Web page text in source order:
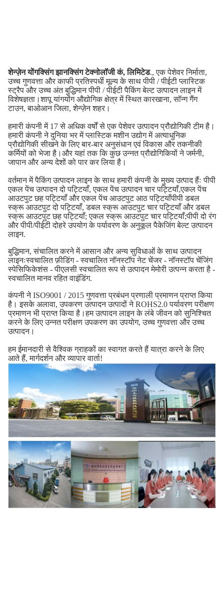
शेन्ज़ेन योंगक्सिंग झानक्सिंग टेक्नोलॉजी कं, लिमिटेड., एक पेशेवर निर्माता,
उच्च गुणवत्ता और काफी प्रतिस्पर्धी मूल्य के साथ पीपी / पीईटी प्लास्टिक
स्ट्रैप और उच्च अंत बुद्धिमान पीपी / पीईटी पैकिंग बेल्ट उत्पादन लाइन में
विशेषज्ञता।शापू यांगयोंग औद्योगिक क्षेत्र में स्थित कारखाना, सॉन्ग गैंग
टाउन, बाओआन जिला, शेन्ज़ेन शहर।
हमारी कंपनी में 17 से अधिक वर्षों से एक पेशेवर उत्पादन प्रौद्योगिकी टीम है।
हमारी कंपनी ने दुनिया भर में प्लास्टिक मशीन उद्योग में अत्याधुनिक
प्रौद्योगिकी सीखने के लिए बार-बार अनुसंधान एवं विकास और तकनीकी
कर्मियों को भेजा है।और यहां तक कि कुछ उन्नत प्रौद्योगिकियों ने जर्मनी,
जापान और अन्य देशों को पार कर लिया है।
वर्तमान में पैकिंग उत्पादन लाइन के साथ हमारी कंपनी के मुख्य उत्पाद हैंः पीपी
एकल पेंच उत्पादन दो पट्टियाँ, एकल पेंच उत्पादन चार पट्टियाँ,एकल पेंच
आउटपुट छह पट्टियाँ और एकल पेंच आउटपुट आठ पट्टियाँपीपी डबल
स्क्रू आउटपुट दो पट्टियाँ, डबल स्क्रू आउटपुट चार पट्टियाँ और डबल
स्क्रू आउटपुट छह पट्टियाँ; एकल स्क्रू आउटपुट चार पट्टियाँ;पीपी दो रंग
और पीपी/पीईटी दोहरे उपयोग के पर्यावरण के अनुकूल पैकेजिंग बेल्ट उत्पादन
लाइन.
बुद्धिमान, संचालित करने में आसान और अन्य सुविधाओं के साथ उत्पादन
लाइनःस्वचालित फ़ीडिंग - स्वचालित नॉनस्टॉप नेट चेंजर - नॉनस्टॉप चेंजिंग
स्पेसिफिकेशंस - पीएलसी स्वचालित रूप से उत्पादन मेमोरी उत्पन्न करता है -
स्वचालित मानव रहित वाइंडिंग.
कंपनी ने ISO9001 / 2015 गुणवत्ता प्रबंधन प्रणाली प्रमाणन प्राप्त किया
है। इसके अलावा, उपकरण उत्पादन उत्पादों ने ROHS2.0 पर्यावरण परीक्षण
प्रमाणन भी प्राप्त किया है।हम उत्पादन लाइन के लंबे जीवन को सुनिश्चित
करने के लिए उन्नत परीक्षण उपकरण का उपयोग, उच्च गुणवत्ता और उच्च
उत्पादन।
हम ईमानदारी से वैश्विक ग्राहकों का स्वागत करते हैं यात्रा करने के लिए
आते हैं, मार्गदर्शन और व्यापार वार्ता!